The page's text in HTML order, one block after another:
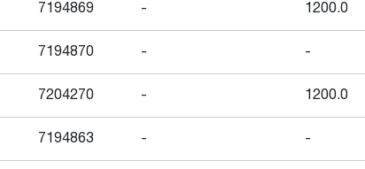
7194869 - 1200.0
7194870 - -
7204270 - 1200.0
7194863 - -